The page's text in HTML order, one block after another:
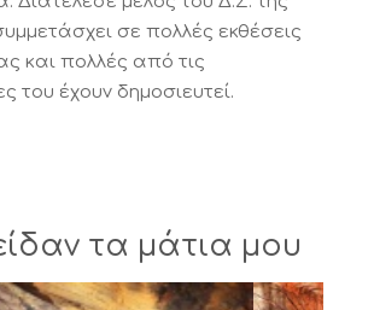
σε πολλές εκθέσεις
και πολλές από τις
του έχουν δημοσιευτεί.
τα μάτια μου